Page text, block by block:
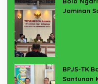
Jaminan
BPJS-TK
Santunan